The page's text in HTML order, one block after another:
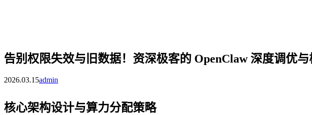
告别权限失效与旧数据！资深极客的 OpenClaw 深度调优
2026.03.15admin
核心架构设计与算力分配策略